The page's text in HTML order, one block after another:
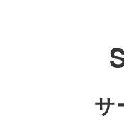
サ